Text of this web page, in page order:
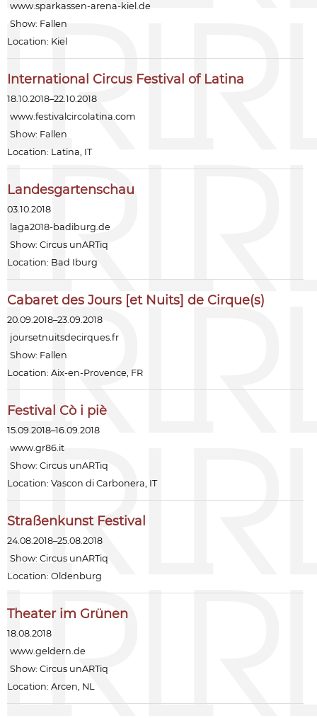
www.sparkassen-arena-kiel.de
Show: Fallen
Location: Kiel
International Circus Festival of Latina
18.10.2018–22.10.2018
www.festivalcircolatina.com
Show: Fallen
Location: Latina, IT
Landesgartenschau
03.10.2018
laga2018-badiburg.de
Show:Circus unARTiq
Location: Bad Iburg
Cabaret des Jours [et Nuits] de Cirque(s)
20.09.2018–23.09.2018
joursetnuitsdecirques.fr
Show: Fallen
Location: Aix-en-Provence, FR
Festival Cò i piè
15.09.2018–16.09.2018
www.gr86.it
Show:Circus unARTiq
Location: Vascon di Carbonera, IT
Straßenkunst Festival
24.08.2018–25.08.2018
Show:Circus unARTiq
Location: Oldenburg
Theater im Grünen
18.08.2018
www.geldern.de
Show:Circus unARTiq
Location: Arcen, NL